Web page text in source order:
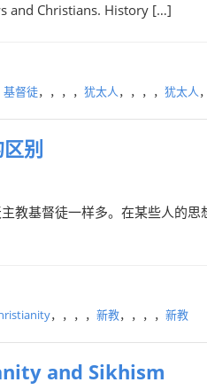
and Christians. History […]
基督徒，，，， 犹太人，，，， 犹太人
别
教基督徒一样多。在某些人的
，，，， 新教，，，， 新教
and Sikhism